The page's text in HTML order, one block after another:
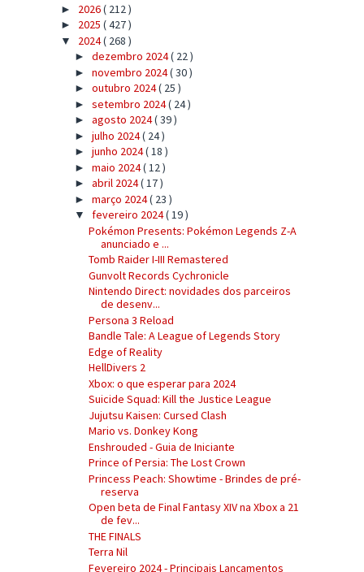
► 2026( 212 )
► 2025 ( 427 )
▼ 2024( 268 )
► dezembro 2024( 22 )
► novembro 2024( 30 )
► outubro 2024( 25 )
► setembro 2024( 24 )
► agosto 2024( 39 )
► julho 2024( 24 )
► junho 2024( 18 )
► maio 2024( 12 )
► abril 2024( 17 )
► março 2024( 23 )
▼ fevereiro 2024( 19 )
Pokémon Presents: Pokémon Legends Z-A
anunciado e ...
Tomb Raider I-III Remastered
Gunvolt Records Cychronicle
Nintendo Direct: novidades dos parceiros
de desenv...
Persona 3 Reload
Bandle Tale: A League of Legends Story
Edge of Reality
HellDivers 2
Xbox: o que esperar para 2024
Suicide Squad: Kill the Justice League
Jujutsu Kaisen: Cursed Clash
Mario vs. Donkey Kong
Enshrouded - Guia de Iniciante
Prince of Persia: The Lost Crown
Princess Peach: Showtime - Brindes de pré-
reserva
Open beta de Final Fantasy XIV na Xbox a 21
de fev...
THE FINALS
Terra Nil
Fevereiro 2024 - Principais Lançamentos